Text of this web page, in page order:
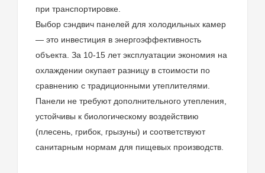
при транспортировке.
Выбор сэндвич панелей для холодильных камер
— это инвестиция в энергоэффективность
объекта. За 10-15 лет эксплуатации экономия на
охлаждении окупает разницу в стоимости по
сравнению с традиционными утеплителями.
Панели не требуют дополнительного утепления,
устойчивы к биологическому воздействию
(плесень, грибок, грызуны) и соответствуют
санитарным нормам для пищевых производств.